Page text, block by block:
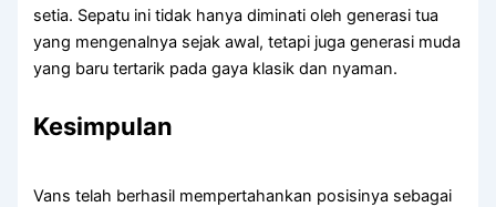
setia. Sepatu ini tidak hanya diminati oleh generasi tua
yang mengenalnya sejak awal, tetapi juga generasi muda
yang baru tertarik pada gaya klasik dan nyaman.
Kesimpulan
Vans telah berhasil mempertahankan posisinya sebagai